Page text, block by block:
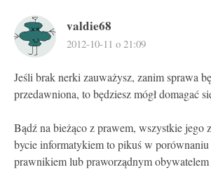
valdie68
2012-10-11 o 21:09
Jeśli brak nerki zauważysz, zanim sprawa
przedawniona, to będziesz mógł domagać
Bądź na bieżąco z prawem, wszystkie jego
bycie informatykiem to pikuś w
prawnikiem lub praworządnym